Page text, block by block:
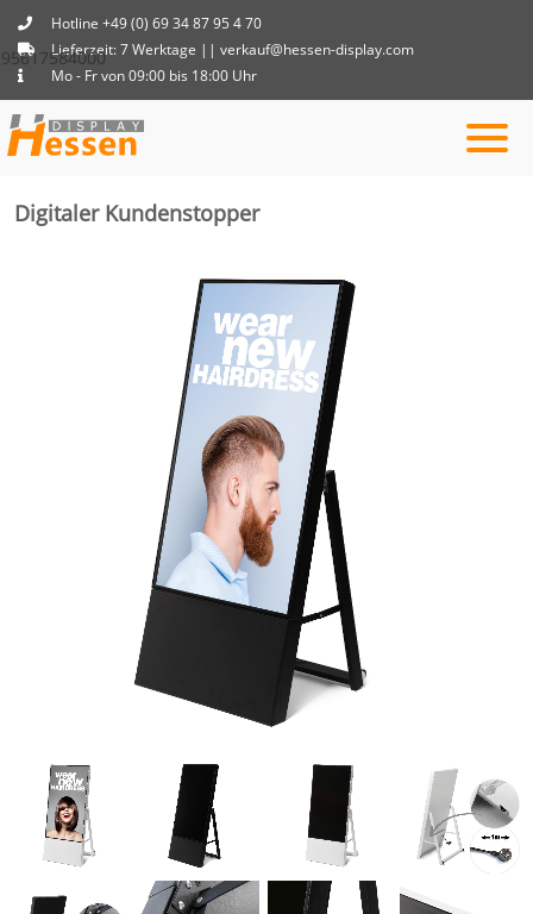
Hotline +49 (0) 69 34 87 95 4 70
Lieferzeit: 7 Werktage || verkauf@hessen-display.com
Mo - Fr von 09:00 bis 18:00 Uhr
Digitaler Kundenstopper
95617584000